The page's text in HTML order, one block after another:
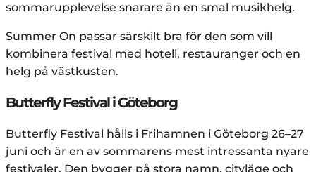
sommarupplevelse snarare än en smal musikhelg.
Summer On passar särskilt bra för den som vill
kombinera festival med hotell, restauranger och en
helg på västkusten.
Butterfly Festival i Göteborg
Butterfly Festival hålls i Frihamnen i Göteborg 26–27
juni och är en av sommarens mest intressanta nyare
festivaler. Den bygger på stora namn, cityläge och